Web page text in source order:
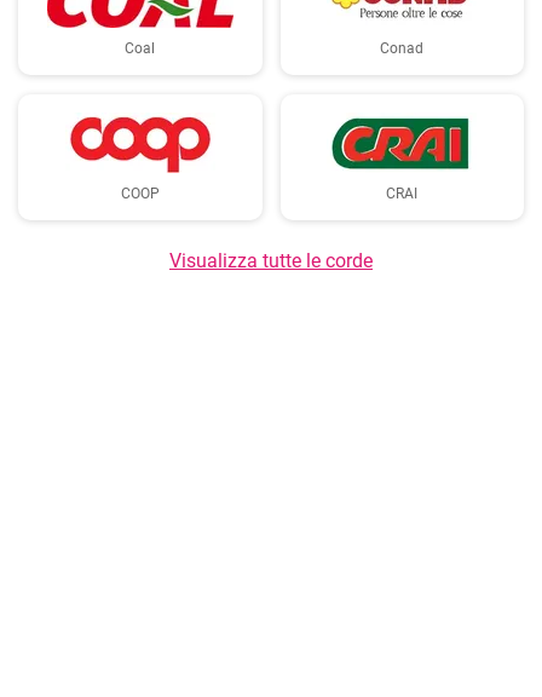
Coal Conad
COOP CRAI
Visualizza tutte le corde